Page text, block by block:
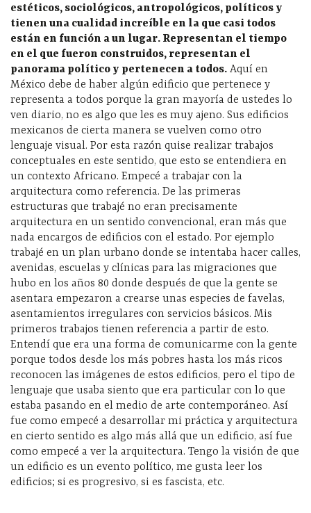
estéticos, sociológicos, antropológicos, políticos y
tienen una cualidad increíble en la que casi todos
están en función a un lugar. Representan el tiempo
en el que fueron construidos, representan el
panorama político y pertenecen a todos. Aquí en
México debe de haber algún edificio que pertenece y
representa a todos porque la gran mayoría de ustedes lo
ven diario, no es algo que les es muy ajeno. Sus edificios
mexicanos de cierta manera se vuelven como otro
lenguaje visual. Por esta razón quise realizar trabajos
conceptuales en este sentido, que esto se entendiera en
un contexto Africano. Empecé a trabajar con la
arquitectura como referencia. De las primeras
estructuras que trabajé no eran precisamente
arquitectura en un sentido convencional, eran más que
nada encargos de edificios con el estado. Por ejemplo
trabajé en un plan urbano donde se intentaba hacer calles,
avenidas, escuelas y clínicas para las migraciones que
hubo en los años 80 donde después de que la gente se
asentara empezaron a crearse unas especies de favelas,
asentamientos irregulares con servicios básicos. Mis
primeros trabajos tienen referencia a partir de esto.
Entendí que era una forma de comunicarme con la gente
porque todos desde los más pobres hasta los más ricos
reconocen las imágenes de estos edificios, pero el tipo de
lenguaje que usaba siento que era particular con lo que
estaba pasando en el medio de arte contemporáneo. Así
fue como empecé a desarrollar mi práctica y arquitectura
en cierto sentido es algo más allá que un edificio, así fue
como empecé a ver la arquitectura. Tengo la visión de que
un edificio es un evento político, me gusta leer los
edificios; si es progresivo, si es fascista, etc.